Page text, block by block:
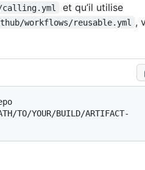
calling.yml et qu’il utilise
.github/workflows/reusable.yml
,
TO/YOUR/BUILD/ARTIFACT-